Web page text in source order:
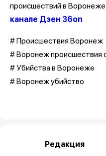
происшествий в
канале Дзен 36on
# Происшествия Воронеж
# Воронеж происшествия
# Убийства в Воронеже
# Воронеж убийство
Редакция